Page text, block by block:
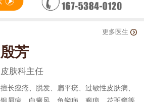
更多医生
殷芳
皮肤科主任
擅长痤疮、脱发、扁平疣、过敏性皮肤病、